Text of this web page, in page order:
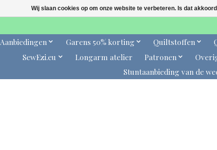
Aanbiedingen Garens 50% korting Quiltstoffen
SewEzi.eu
Longarm atelier Patronen
Stuntaanbieding van de
Wij slaan cookies op om onze website te verbeteren. Is dat